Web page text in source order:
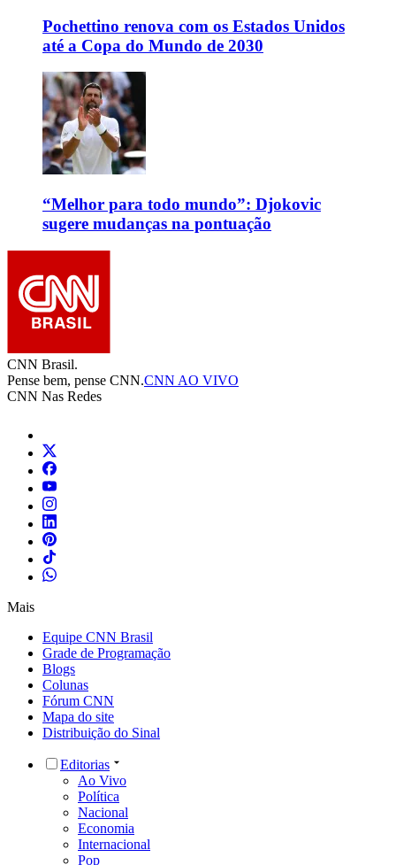
Pochettino renova com os Estados Unidos
até a Copa do Mundo de 2030
“Melhor para todo mundo”: Djokovic
sugere mudanças na pontuação
CNN Brasil.
Pense bem, pense CNN.CNN AO VIVO
CNN Nas Redes
Mais
Equipe CNN Brasil
Grade de Programação
Blogs
Colunas
Fórum CNN
Mapa do site
Distribuição do Sinal
Editorias
Ao Vivo
Política
Nacional
Economia
Internacional
Pop